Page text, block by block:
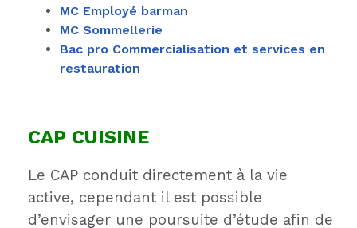
MC Employé barman
MC Sommellerie
Bac pro Commercialisation et services en
restauration
CAP CUISINE
Le CAP conduit directement à la vie
active, cependant il est possible
d’envisager une poursuite d’étude afin de